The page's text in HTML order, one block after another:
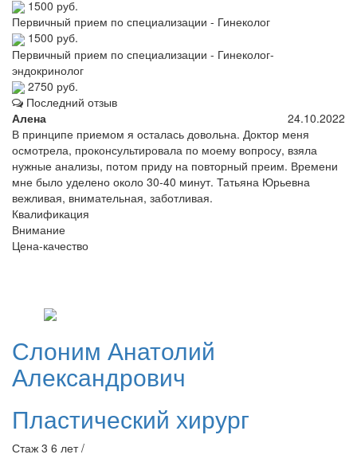
1500 руб.
Первичный прием по специализации - Гинеколог
1500 руб.
Первичный прием по специализации - Гинеколог-
эндокринолог
2750 руб.
Последний отзыв
Алена
24.10.2022
В принципе приемом я осталась довольна. Доктор меня
осмотрела, проконсультировала по моему вопросу, взяла
нужные анализы, потом приду на повторный преим. Времени
мне было уделено около 30-40 минут. Татьяна Юрьевна
вежливая, внимательная, заботливая.
Квалификация
Внимание
Цена-качество
Слоним Анатолий
Александрович
Пластический хирург
Стаж 3 6 лет /